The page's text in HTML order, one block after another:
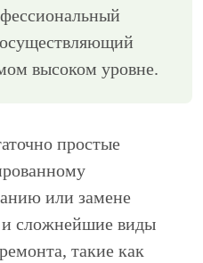
высоком уровне.
простые
или замене
и сложнейшие виды
такие как